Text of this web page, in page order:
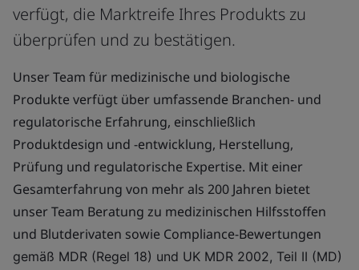
verfügt, die Marktreife Ihres Produkts zu
überprüfen und zu bestätigen.
Unser Team für medizinische und biologische
Produkte verfügt über umfassende Branchen- und
regulatorische Erfahrung, einschließlich
Produktdesign und -entwicklung, Herstellung,
Prüfung und regulatorische Expertise. Mit einer
Gesamterfahrung von mehr als 200 Jahren bietet
unser Team Beratung zu medizinischen Hilfsstoffen
und Blutderivaten sowie Compliance-Bewertungen
gemäß MDR (Regel 18) und UK MDR 2002, Teil II (MD)